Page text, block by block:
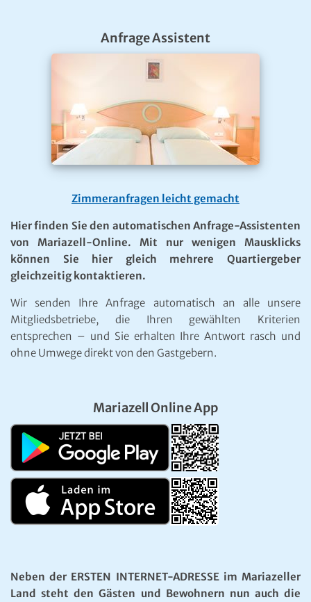
Anfrage Assistent
Zimmeranfragen leicht gemacht
Hier finden Sie den automatischen Anfrage-Assistenten
von Mariazell-Online. Mit nur wenigen Mausklicks
können Sie hier gleich mehrere Quartiergeber
gleichzeitig kontaktieren.
Wir senden Ihre Anfrage automatisch an alle unsere
Mitgliedsbetriebe, die Ihren gewählten Kriterien
entsprechen – und Sie erhalten Ihre Antwort rasch und
ohne Umwege direkt von den Gastgebern.
Mariazell Online App
Neben der ERSTEN INTERNET-ADRESSE im Mariazeller
Land steht den Gästen und Bewohnern nun auch die